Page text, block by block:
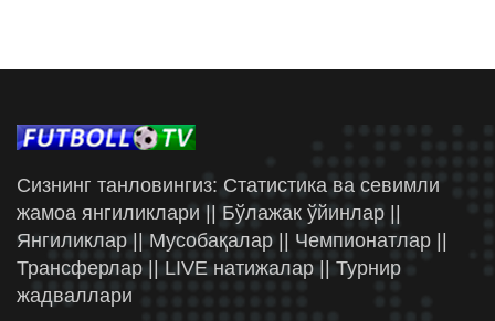
Сизнинг танловингиз: Статистика ва севимли
жамоа янгиликлари || Бўлажак ўйинлар ||
Янгиликлар || Мусобақалар || Чемпионатлар ||
Трансферлар || LIVE натижалар || Турнир
жадваллари